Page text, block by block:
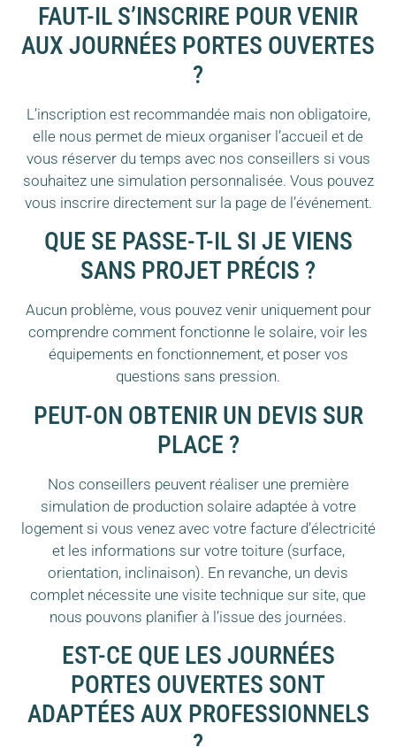
FAUT-IL S’INSCRIRE POUR VENIR
AUX JOURNÉES PORTES OUVERTES
?
L’inscription est recommandée mais non obligatoire,
elle nous permet de mieux organiser l’accueil et de
vous réserver du temps avec nos conseillers si vous
souhaitez une simulation personnalisée. Vous pouvez
vous inscrire directement sur la page de l’événement.
QUE SE PASSE-T-IL SI JE VIENS
SANS PROJET PRÉCIS ?
Aucun problème, vous pouvez venir uniquement pour
comprendre comment fonctionne le solaire, voir les
équipements en fonctionnement, et poser vos
questions sans pression.
PEUT-ON OBTENIR UN DEVIS SUR
PLACE ?
Nos conseillers peuvent réaliser une première
simulation de production solaire adaptée à votre
logement si vous venez avec votre facture d’électricité
et les informations sur votre toiture (surface,
orientation, inclinaison). En revanche, un devis
complet nécessite une visite technique sur site, que
nous pouvons planifier à l’issue des journées.
EST-CE QUE LES JOURNÉES
PORTES OUVERTES SONT
ADAPTÉES AUX PROFESSIONNELS